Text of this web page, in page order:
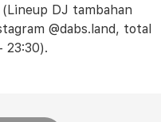
(Lineup DJ tambahan
@dabs.land, total
23:30).